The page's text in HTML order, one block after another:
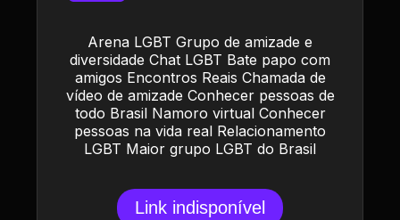
Arena LGBT Grupo de amizade e
diversidade Chat LGBT Bate papo com
amigos Encontros Reais Chamada de
vídeo de amizade Conhecer pessoas de
todo Brasil Namoro virtual Conhecer
pessoas na vida real Relacionamento
LGBT Maior grupo LGBT do Brasil
Link indisponível